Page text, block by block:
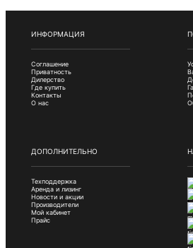
ИНФОРМАЦИЯ
Соглашение
Приватность
Дилерство
Где купить
Контакты
О нас
ДОПОЛНИТЕЛЬНО
Техподдержка
Аренда и лизинг
Новости и акции
Производители
Мой кабинет
Прайс